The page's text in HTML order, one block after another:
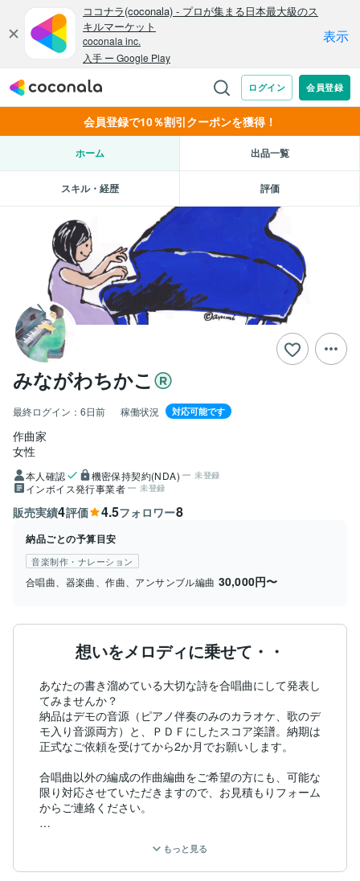
会員登録で10％割引クーポンを獲得！
ホーム 出品一覧
スキル・経歴 評価
みながわちかこ
最終ログイン： 6日前 稼働状況 対応可能です
作曲家
女性
本人確認 機密保持契約(NDA) 未登録
インボイス発行事業者 未登録
販売実績4評価 4.5フォロワー8
納品ごとの予算目安
音楽制作・ナレーション
合唱曲、器楽曲、作曲、アンサンブル編曲 30,000円〜
想いをメロディに乗せて・・
あなたの書き溜めている大切な詩を合唱曲にして発表し
てみませんか？
納品はデモの音源（ピアノ伴奏のみのカラオケ、歌のデ
モ入り音源両方）と、ＰＤＦにしたスコア楽譜。納期は
正式なご依頼を受けてから2か月でお願いします。
合唱曲以外の編成の作曲編曲をご希望の方にも、可能な
限り対応させていただきますので、お見積もりフォーム
からご連絡ください。
国立音楽大学音楽学部作曲学科卒業。
1998年8月 日本テレビ「24時間テレビ～久石譲作曲 旅
もっと見る